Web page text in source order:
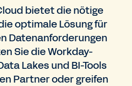
bietet die nötige
optimale Lösung für
Datenanforderungen
Sie die Workday-
Lakes und BI-Tools
Partner oder greifen